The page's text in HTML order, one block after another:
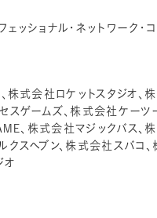
ッショナル・ネットワーク
株式会社ロケットスタジオ
スゲームズ、株式会社ケーツ
、株式会社マジックバス、
クスヘブン、株式会社スバ
オ